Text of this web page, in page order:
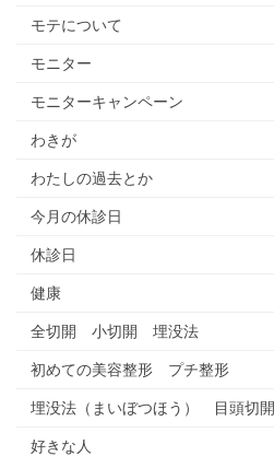
モテについて
モニター
モニターキャンペーン
わきが
わたしの過去とか
今月の休診日
休診日
健康
全切開 小切開 埋没法
初めての美容整形 プチ整形
埋没法（まいぼつほう） 目頭切開
好きな人